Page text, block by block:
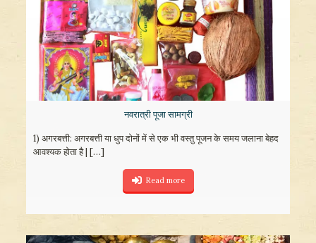
नवरात्री पूजा सामग्री
1) अगरबत्ती: अगरबत्ती या धुप दोनों में से एक भी वस्तु पूजन के समय जलाना बेहद
आवश्यक होता है | […]
Read more